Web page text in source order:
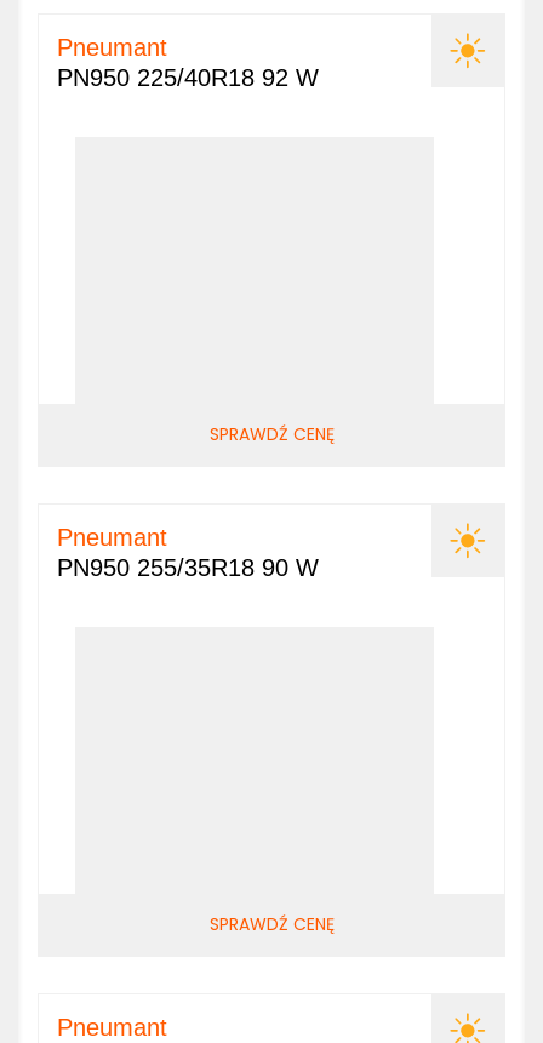
Pneumant
PN950 225/40R18 92 W
SPRAWDŹ CENĘ
Pneumant
PN950 255/35R18 90 W
SPRAWDŹ CENĘ
Pneumant